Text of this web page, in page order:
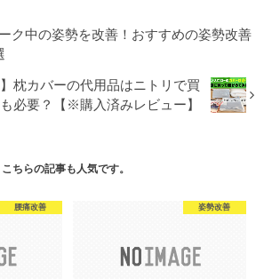
ク中の姿勢を改善！おすすめの姿勢改善
】枕カバーの代用品はニトリで買
必要？【※購入済みレビュー】
こちらの記事も人気です。
腰痛改善 姿勢改善